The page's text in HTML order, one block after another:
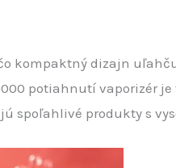
kompaktný dizajn
potiahnutí vaporizér
spoľahlivé produkty s